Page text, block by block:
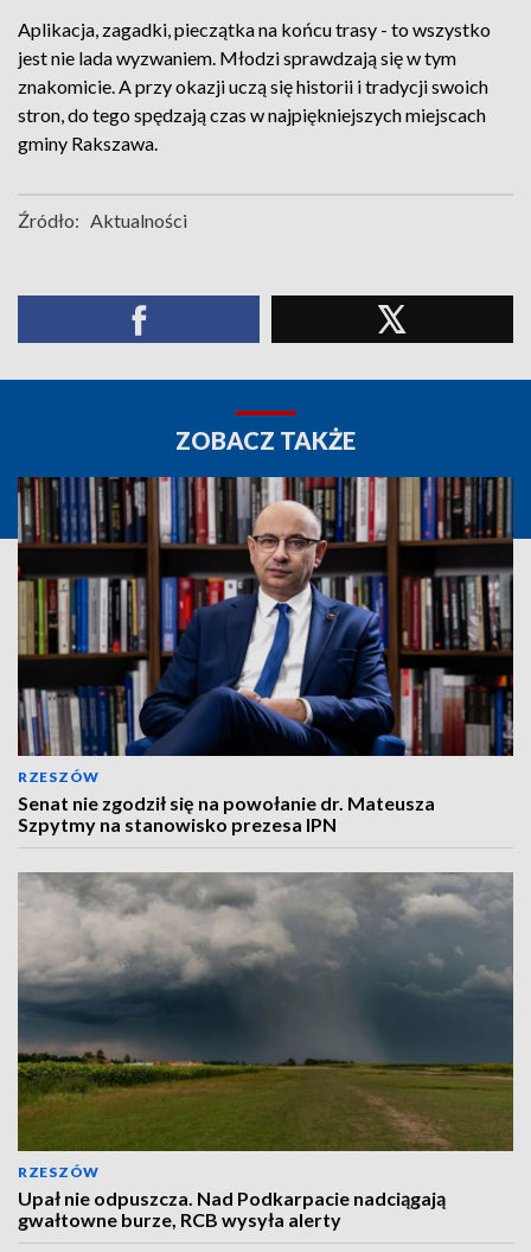
Aplikacja, zagadki, pieczątka na końcu trasy - to wszystko
jest nie lada wyzwaniem. Młodzi sprawdzają się w tym
znakomicie. A przy okazji uczą się historii i tradycji swoich
stron, do tego spędzają czas w najpiękniejszych miejscach
gminy Rakszawa.
Źródło: Aktualności
ZOBACZ TAKŻE
RZESZÓW
Senat nie zgodził się na powołanie dr. Mateusza
Szpytmy na stanowisko prezesa IPN
RZESZÓW
Upał nie odpuszcza. Nad Podkarpacie nadciągają
gwałtowne burze, RCB wysyła alerty